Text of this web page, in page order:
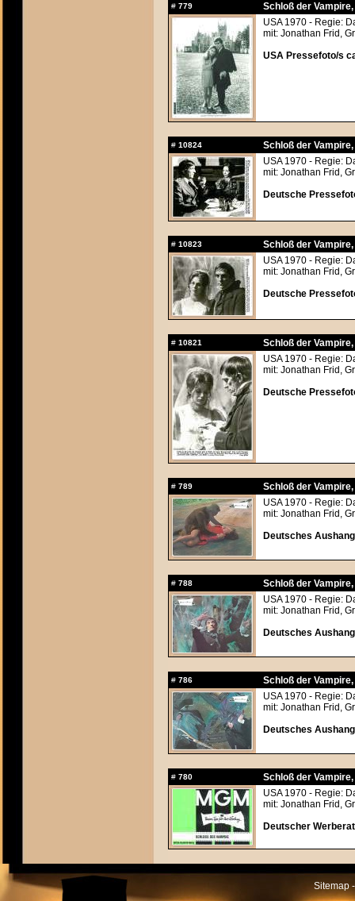
# 779
Schloß der
USA 1970 - Regie:
mit: Jonathan Frid,
USA Pressefoto/s
# 10824
Schloß der
USA 1970 - Regie:
mit: Jonathan Frid,
Deutsche
# 10823
Schloß der
USA 1970 - Regie:
mit: Jonathan Frid,
Deutsche
# 10821
Schloß der
USA 1970 - Regie:
mit: Jonathan Frid,
Deutsche
# 789
Schloß der
USA 1970 - Regie:
mit: Jonathan Frid,
Deutsches
# 788
Schloß der
USA 1970 - Regie:
mit: Jonathan Frid,
Deutsches
# 786
Schloß der
USA 1970 - Regie:
mit: Jonathan Frid,
Deutsches
# 780
Schloß der
USA 1970 - Regie:
mit: Jonathan Frid,
Deutscher
Sitemap